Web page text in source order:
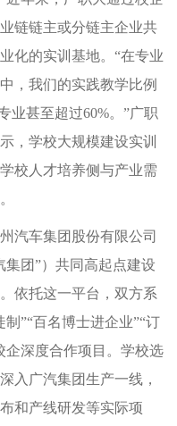
链链主或分链主企业共
化的实训基地。“在专业
，我们的实践教学比例
业甚至超过60%。”广职
，学校大规模建设实训
校人才培养侧与产业需
汽车集团股份有限公司
集团”）共同高起点建设
依托这一平台，双方系
”“百名博士进企业”“订
企深度合作项目。学校选
入广汽集团生产一线，
和产线研发等实际项